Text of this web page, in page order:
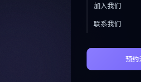
加入我们
联系我们
预约